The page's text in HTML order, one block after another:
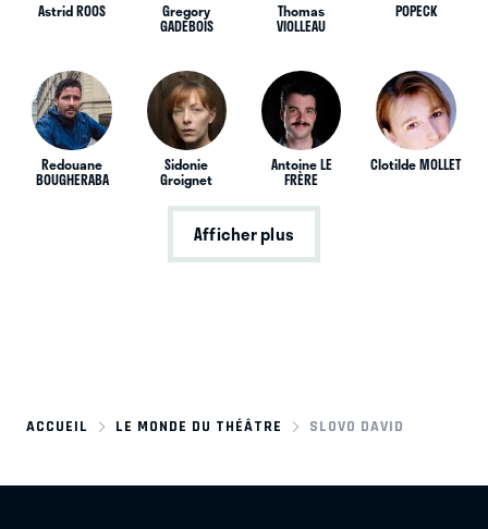
Astrid ROOS Gregory
GADEBOIS
Thomas
VIOLLEAU
POPECK
Redouane
BOUGHERABA
Sidonie
Groignet
Antoine LE
FRÈRE
Clotilde MOLLET
Afficher plus
ACCUEIL LE MONDE DU THÉÂTRE SLOVO DAVID